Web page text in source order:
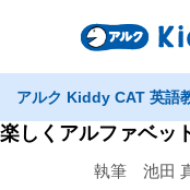
アルク Kiddy CAT 英語
楽しくアルファベッ
執筆 池田